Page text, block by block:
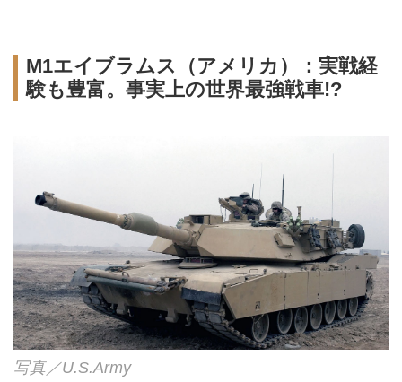
M1エイブラムス（アメリカ）：実戦経
験も豊富。事実上の世界最強戦車!?
写真／U.S.Army